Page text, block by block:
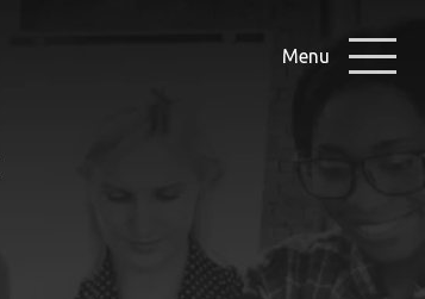
Menu